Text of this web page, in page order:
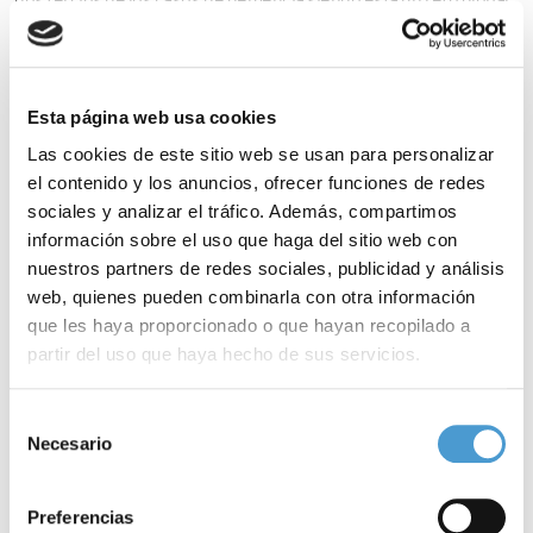
Esta página web usa cookies
Las cookies de este sitio web se usan para personalizar
el contenido y los anuncios, ofrecer funciones de redes
sociales y analizar el tráfico. Además, compartimos
información sobre el uso que haga del sitio web con
nuestros partners de redes sociales, publicidad y análisis
web, quienes pueden combinarla con otra información
que les haya proporcionado o que hayan recopilado a
partir del uso que haya hecho de sus servicios.
de cookies
Necesario
Preferencias
que amenaza a nuestras sociedades”, afirmó el experto.
Alzheimer comienzan hasta 20 años antes del deterioro
, lo que, según el doctor, “abre una ventana muy
importante para la prevención”.
Existen estudios que muestran que la incidencia de demencia
disminuye en países con políticas de prevención y salud públicas
más avanzadas, por ello “es necesario promocionar un estilo de
multidominio, “aquellas que intentan demostrar que es posible